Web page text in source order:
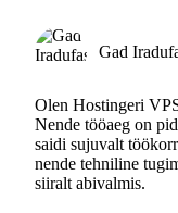
Gad
Olen Hostingeri
Nende tööaeg on
saidi sujuvalt
nende tehniline
siiralt abivalmis.